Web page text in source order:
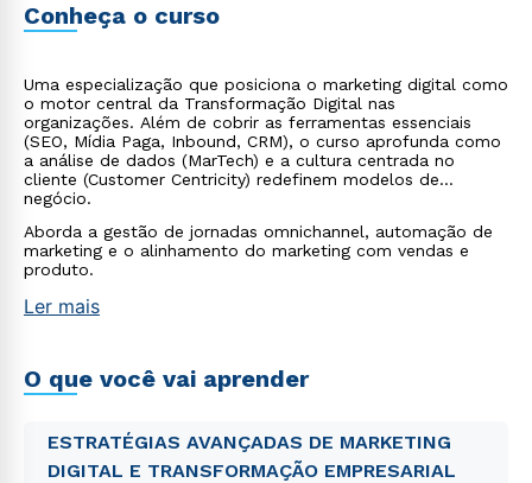
Conheça o curso
Uma especialização que posiciona o marketing digital como
o motor central da Transformação Digital nas
organizações. Além de cobrir as ferramentas essenciais
(SEO, Mídia Paga, Inbound, CRM), o curso aprofunda como
a análise de dados (MarTech) e a cultura centrada no
cliente (Customer Centricity) redefinem modelos de
negócio.
Aborda a gestão de jornadas omnichannel, automação de
marketing e o alinhamento do marketing com vendas e
produto.
Ler mais
O que você vai aprender
ESTRATÉGIAS AVANÇADAS DE MARKETING
DIGITAL E TRANSFORMAÇÃO EMPRESARIAL